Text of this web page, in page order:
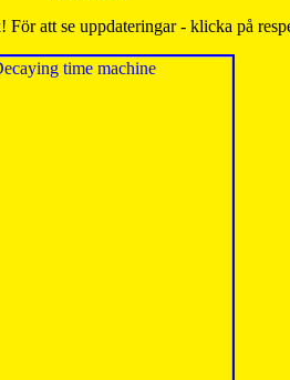
För att se uppdateringar - klicka på